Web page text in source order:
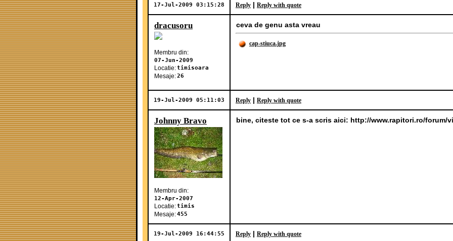
17-Jul-2009 03:15:28 Reply | Reply with quote
dracusoru
Membru din:
07-Jun-2009
Locatie:timisoara
Mesaje:26
ceva de genu asta vreau
cap-stiuca.jpg
19-Jul-2009 05:11:03 Reply | Reply with quote
Johnny Bravo
Membru din:
12-Apr-2007
Locatie:timis
Mesaje:455
bine, citeste tot ce s-a scris aici: http://www.rapitori.ro/forum/
19-Jul-2009 16:44:55 Reply | Reply with quote